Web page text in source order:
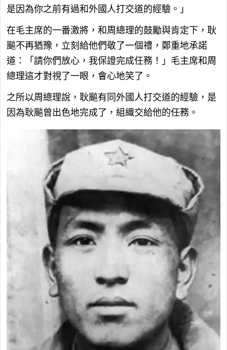
是因為你之前有過和外國人打交道的經驗。」
在毛主席的一番激將，和周總理的鼓勵與肯定下，耿
飈不再猶豫，立刻給他們敬了一個禮，鄭重地承諾
道：「請你們放心，我保證完成任務！」毛主席和周
總理這才對視了一眼，會心地笑了。
之所以周總理說，耿飈有同外國人打交道的經驗，是
因為耿飈曾出色地完成了，組織交給他的任務。